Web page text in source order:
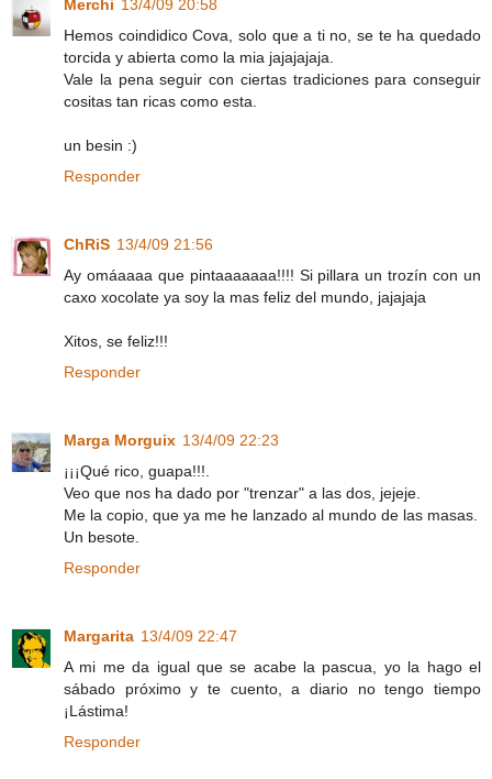
Merchi 13/4/09 20:58
Hemos coindidico Cova, solo que a ti no, se te ha quedado
torcida y abierta como la mia jajajajaja.
Vale la pena seguir con ciertas tradiciones para conseguir
cositas tan ricas como esta.
un besin :)
Responder
ChRiS 13/4/09 21:56
Ay omáaaaa que pintaaaaaaa!!!! Si pillara un trozín con un
caxo xocolate ya soy la mas feliz del mundo, jajajaja
Xitos, se feliz!!!
Responder
Marga Morguix 13/4/09 22:23
¡¡¡Qué rico, guapa!!!.
Veo que nos ha dado por "trenzar" a las dos, jejeje.
Me la copio, que ya me he lanzado al mundo de las masas.
Un besote.
Responder
Margarita 13/4/09 22:47
A mi me da igual que se acabe la pascua, yo la hago el
sábado próximo y te cuento, a diario no tengo tiempo
¡Lástima!
Responder